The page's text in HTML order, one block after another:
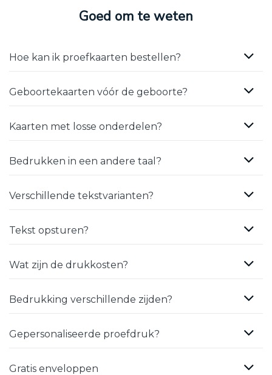
Goed om te weten
Hoe kan ik proefkaarten bestellen?
Geboortekaarten vóór de geboorte?
Kaarten met losse onderdelen?
Bedrukken in een andere taal?
Verschillende tekstvarianten?
Tekst opsturen?
Wat zijn de drukkosten?
Bedrukking verschillende zijden?
Gepersonaliseerde proefdruk?
Gratis enveloppen